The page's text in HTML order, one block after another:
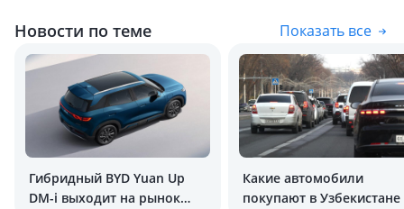
Новости по теме Показать все
Гибридный BYD Yuan Up
DM-i выходит на рынок
Какие автомобили
покупают в Узбекистане